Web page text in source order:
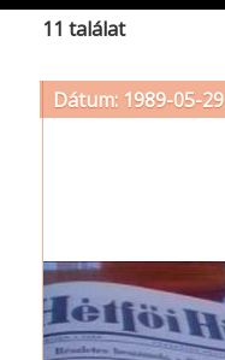
11 találat
Dátum: 1989-05-29